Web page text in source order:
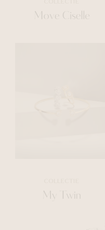
Move Ciselle
My Twin